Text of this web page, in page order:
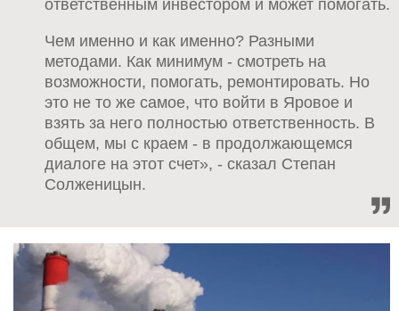
ответственным инвестором и может помогать.
Чем именно и как именно? Разными
методами. Как минимум - смотреть на
возможности, помогать, ремонтировать. Но
это не то же самое, что войти в Яровое и
взять за него полностью ответственность. В
общем, мы с краем - в продолжающемся
диалоге на этот счет», - сказал Степан
Солженицын.